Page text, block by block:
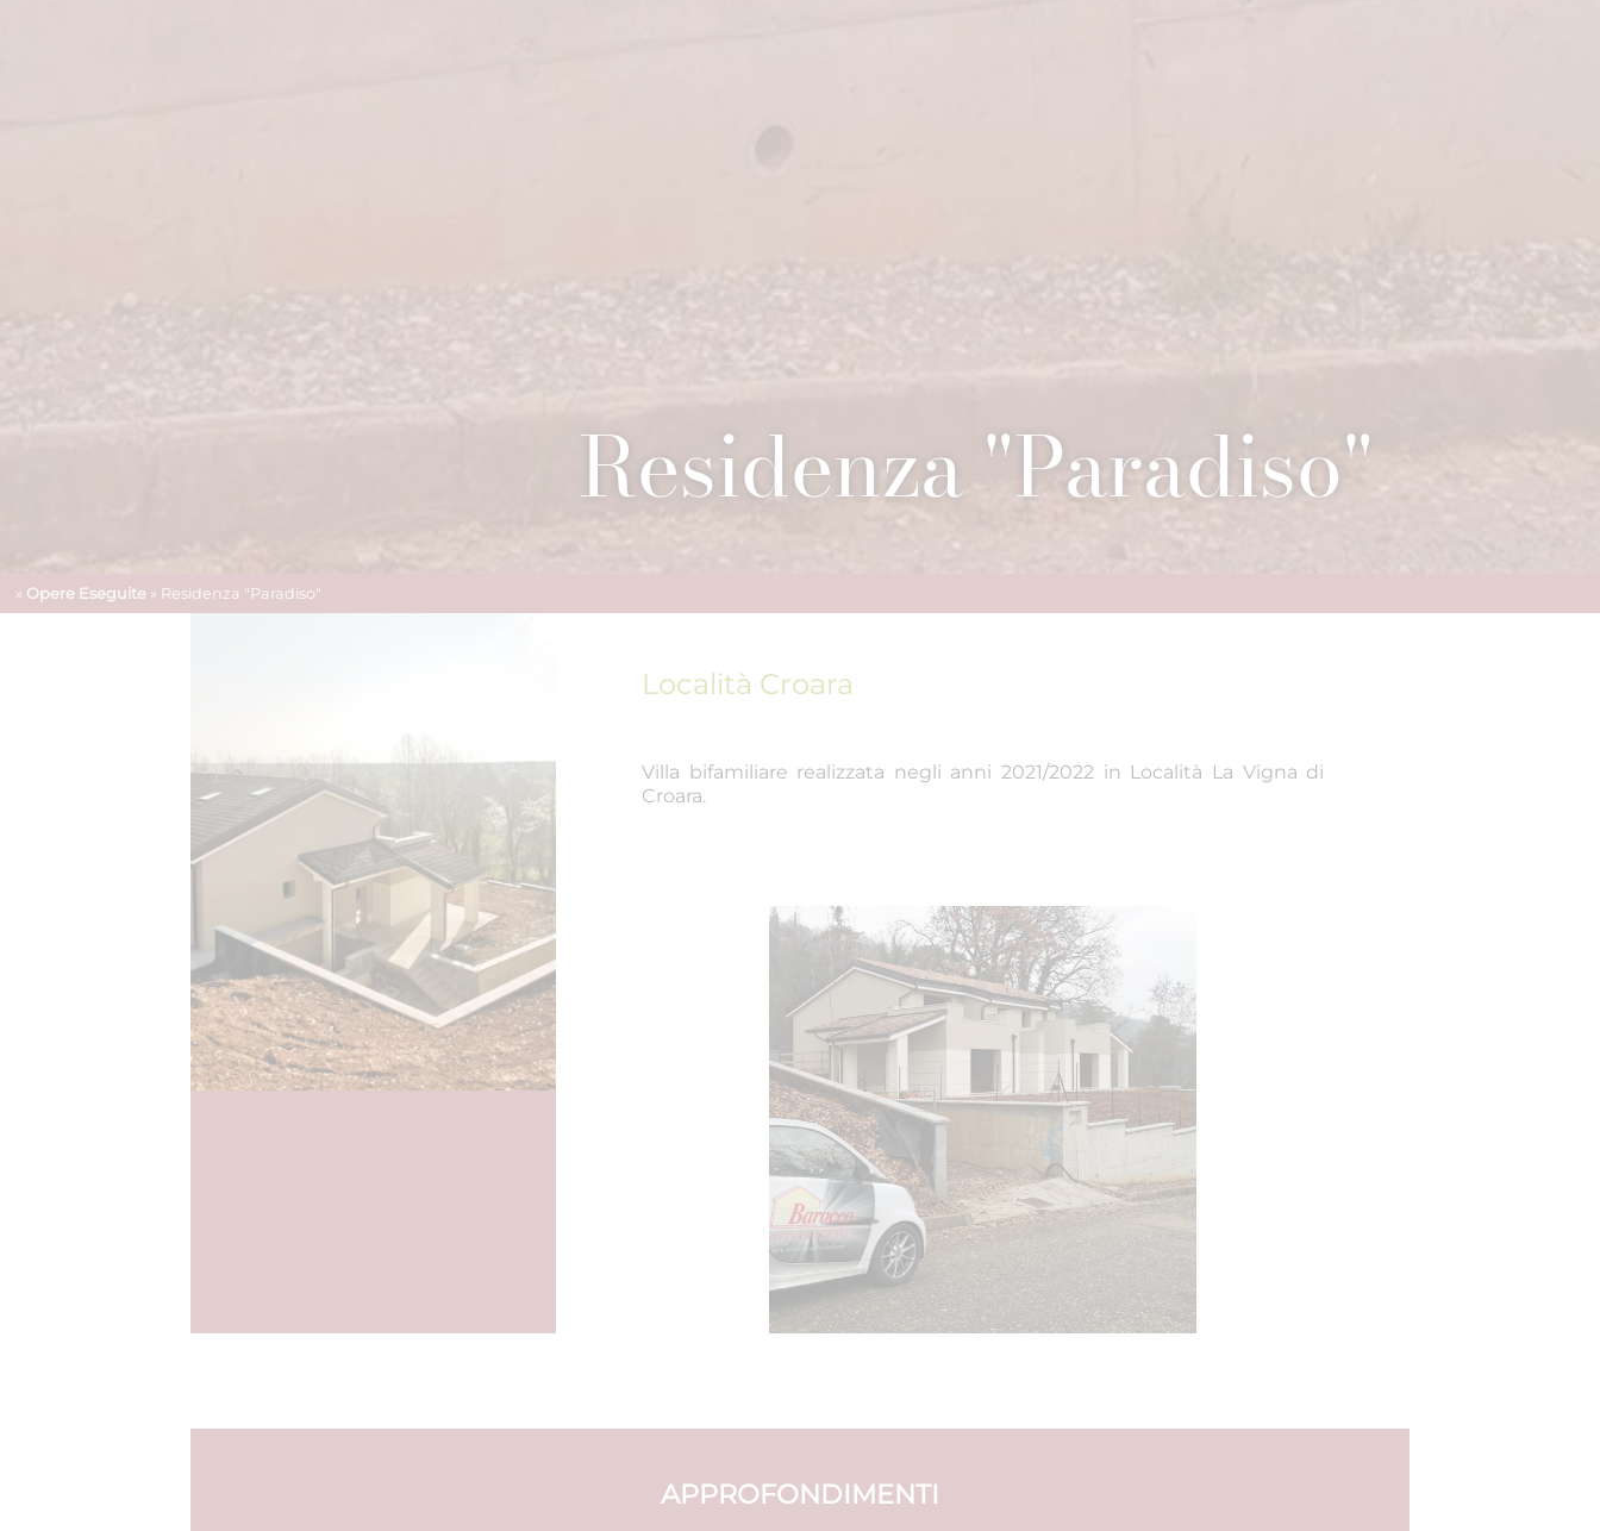
» Opere Eseguite » Residenza "Paradiso"
Residenza "Paradiso"
Località Croara
Villa bifamiliare realizzata negli anni 2021/2022 in Località La Vigna di
Croara.
APPROFONDIMENTI